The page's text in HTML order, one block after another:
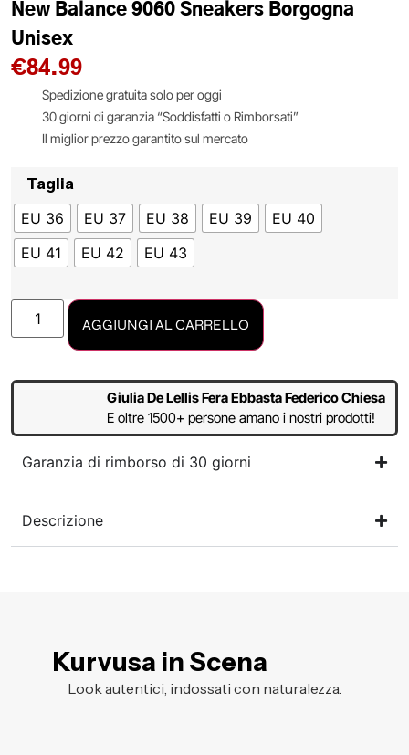
New Balance 9060 Sneakers Borgogna
Unisex
€84.99
Spedizione gratuita solo per oggi
30 giorni di garanzia “Soddisfatti o Rimborsati”
Il miglior prezzo garantito sul mercato
Taglia
EU 36
EU 37 EU 38 EU 39
EU 40
EU 41
EU 42 EU 43
AGGIUNGI AL CARRELLO
Giulia De Lellis Fera Ebbasta Federico Chiesa
E oltre 1500+ persone amano i nostri prodotti!
Garanzia di rimborso di 30 giorni
Descrizione
Kurvusa in Scena
Look autentici, indossati con naturalezza.